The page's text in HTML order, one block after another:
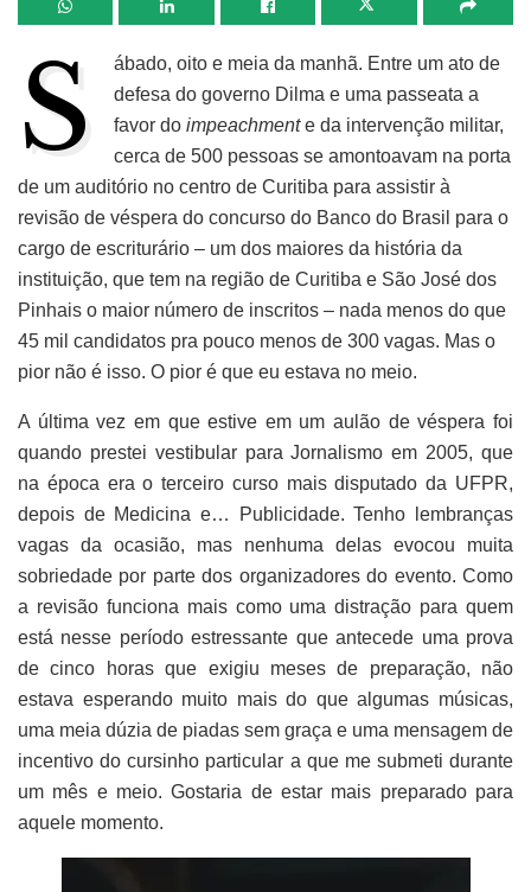
S
ábado, oito e meia da manhã. Entre um ato de
defesa do governo Dilma e uma passeata a
favor doimpeachmente da intervenção militar,
cerca de 500 pessoas se amontoavam na porta
de um auditório no centro de Curitiba para assistir à
revisão de véspera do concurso do Banco do Brasil para o
cargo de escriturário – um dos maiores da história da
instituição, que tem na região de Curitiba e São José dos
Pinhais o maior número de inscritos – nada menos do que
45 mil candidatos pra pouco menos de 300 vagas. Mas o
pior não é isso. O pior é que eu estava no meio.
A última vez em que estive em um aulão de véspera foi
quando prestei vestibular para Jornalismo em 2005, que
na época era o terceiro curso mais disputado da UFPR,
depois de Medicina e… Publicidade. Tenho lembranças
vagas da ocasião, mas nenhuma delas evocou muita
sobriedade por parte dos organizadores do evento. Como
a revisão funciona mais como uma distração para quem
está nesse período estressante que antecede uma prova
de cinco horas que exigiu meses de preparação, não
estava esperando muito mais do que algumas músicas,
uma meia dúzia de piadas sem graça e uma mensagem de
incentivo do cursinho particular a que me submeti durante
um mês e meio. Gostaria de estar mais preparado para
aquele momento.